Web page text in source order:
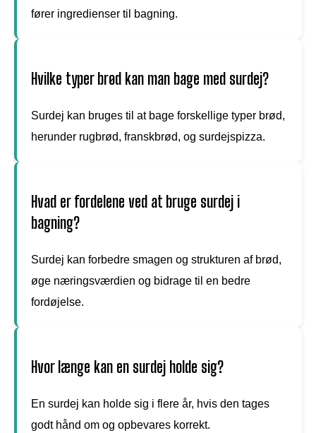
fører ingredienser til bagning.
Hvilke typer brød kan man bage med surdej?
Surdej kan bruges til at bage forskellige typer brød,
herunder rugbrød, franskbrød, og surdejspizza.
Hvad er fordelene ved at bruge surdej i
bagning?
Surdej kan forbedre smagen og strukturen af brød,
øge næringsværdien og bidrage til en bedre
fordøjelse.
Hvor længe kan en surdej holde sig?
En surdej kan holde sig i flere år, hvis den tages
godt hånd om og opbevares korrekt.